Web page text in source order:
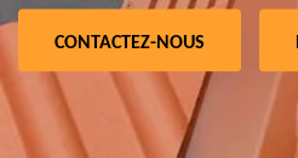
CONTACTEZ-NOUS